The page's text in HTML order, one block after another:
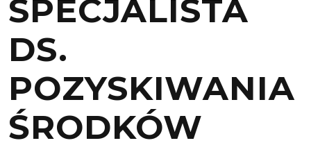
SPECJALISTA
DS.
POZYSKIWANIA
ŚRODKÓW